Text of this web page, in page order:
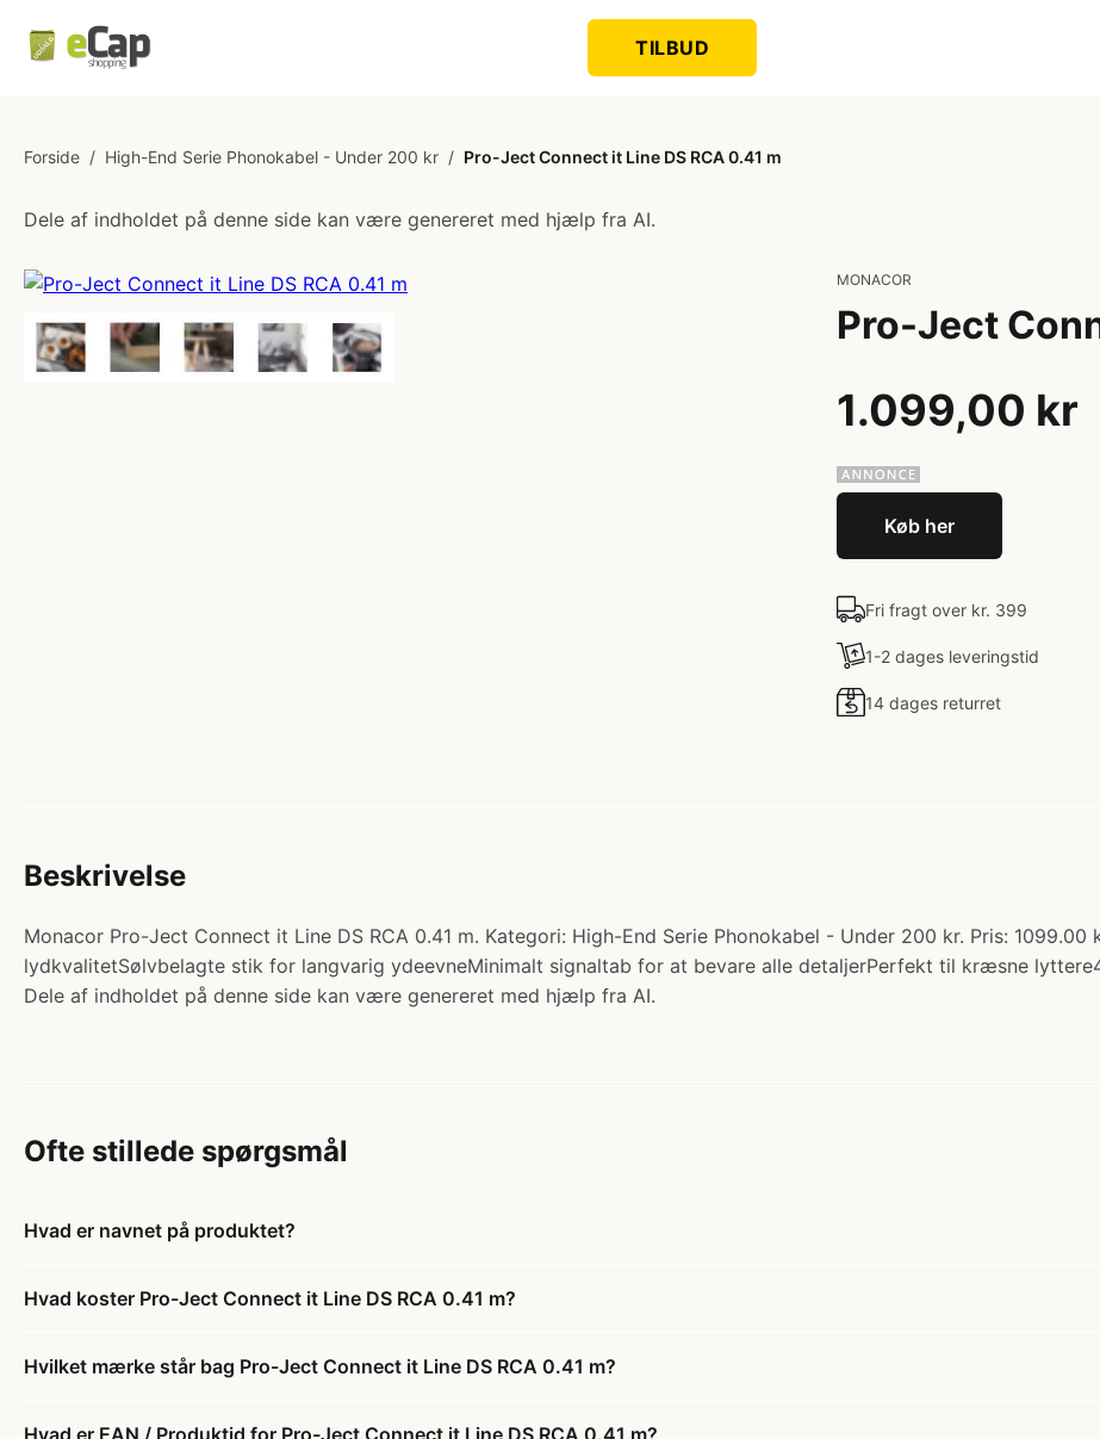
TILBUD
Forside / High-End Serie Phonokabel - Under 200 kr / Pro-Ject Connect it Line DS RCA 0.41 m
Dele af indholdet på denne side kan være genereret med hjælp fra AI.
MONACOR
Pro-Ject
1.099,00 kr
Køb her
Fri fragt over kr. 399
1-2 dages leveringstid
14 dages returret
Beskrivelse
Monacor Pro-Ject Connect it Line DS RCA 0.41 m. Kategori: High-End Serie Phonokabel - Under 200 kr. Pris:
lydkvalitetSølvbelagte stik for langvarig ydeevneMinimalt signaltab for at bevare alle detaljerPerfekt til kræsne
Dele af indholdet på denne side kan være genereret med hjælp fra AI.
Ofte stillede spørgsmål
Hvad er navnet på produktet?
Hvad koster Pro-Ject Connect it Line DS RCA 0.41 m?
Hvilket mærke står bag Pro-Ject Connect it Line DS RCA 0.41 m?
Hvad er EAN / Produktid for Pro-Ject Connect it Line DS RCA 0.41 m?